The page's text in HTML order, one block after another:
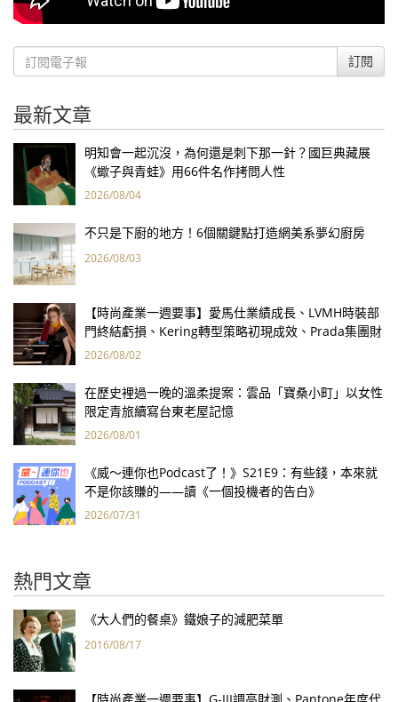
訂閱
最新文章
明知會一起沉沒，為何還是刺下那一針？國巨典藏展
《蠍子與青蛙》用66件名作拷問人性
2026/08/04
不只是下廚的地方！6個關鍵點打造網美系夢幻廚房
2026/08/03
【時尚產業一週要事】愛馬仕業績成長、LVMH時裝部
門終結虧損、Kering轉型策略初現成效、Prada集團財
報亮眼
2026/08/02
在歷史裡過一晚的溫柔提案：雲品「寶桑小町」以女性
限定青旅續寫台東老屋記憶
2026/08/01
《威～連你也Podcast了！》S21E9：有些錢，本來就
不是你該賺的——讀《一個投機者的告白》
2026/07/31
熱門文章
《大人們的餐桌》鐵娘子的減肥菜單
2016/08/17